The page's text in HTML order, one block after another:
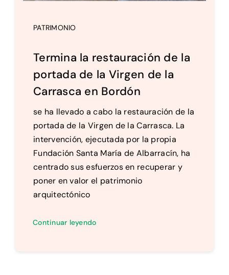
PATRIMONIO
Termina la restauración de la
portada de la Virgen de la
Carrasca en Bordón
se ha llevado a cabo la restauración de la
portada de la Virgen de la Carrasca. La
intervención, ejecutada por la propia
Fundación Santa María de Albarracín, ha
centrado sus esfuerzos en recuperar y
poner en valor el patrimonio
arquitectónico
Continuar leyendo